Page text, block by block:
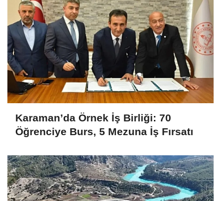
Karaman’da Örnek İş Birliği: 70
Öğrenciye Burs, 5 Mezuna İş Fırsatı